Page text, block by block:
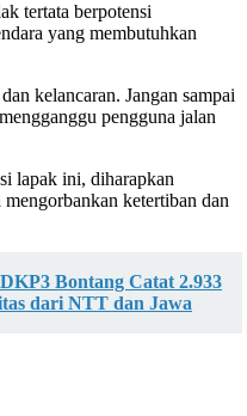
tertata berpotensi
yang membutuhkan
kelancaran. Jangan sampai
pengguna jalan
lapak ini, diharapkan
ketertiban dan
Bontang Catat 2.933
dari NTT dan Jawa